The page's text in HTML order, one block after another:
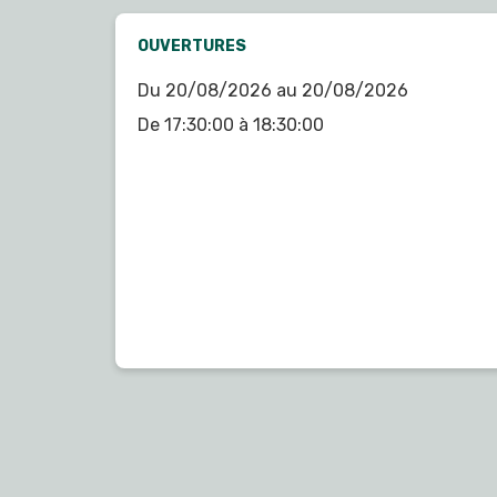
OUVERTURES
Du 20/08/2026 au 20/08/2026
De 17:30:00 à 18:30:00